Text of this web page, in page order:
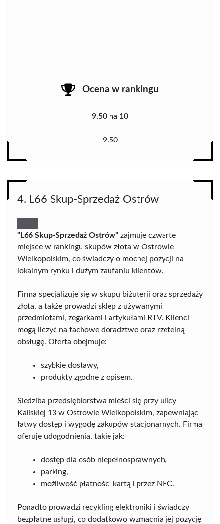
Ocena w rankingu
9.50 na 10
9.50
4. L66 Skup-Sprzedaż Ostrów
"L66 Skup-Sprzedaż Ostrów" zajmuje czwarte
miejsce w rankingu skupów złota w Ostrowie
Wielkopolskim, co świadczy o mocnej pozycji na
lokalnym rynku i dużym zaufaniu klientów.
Firma specjalizuje się w skupu biżuterii oraz sprzedaży
złota, a także prowadzi sklep z używanymi
przedmiotami, zegarkami i artykułami RTV. Klienci
mogą liczyć na fachowe doradztwo oraz rzetelną
obsługę. Oferta obejmuje:
szybkie dostawy,
produkty zgodne z opisem.
Siedziba przedsiębiorstwa mieści się przy ulicy
Kaliskiej 13 w Ostrowie Wielkopolskim, zapewniając
łatwy dostęp i wygodę zakupów stacjonarnych. Firma
oferuje udogodnienia, takie jak:
dostęp dla osób niepełnosprawnych,
parking,
możliwość płatności kartą i przez NFC.
Ponadto prowadzi recykling elektroniki i świadczy
bezpłatne usługi, co dodatkowo wzmacnia jej pozycję